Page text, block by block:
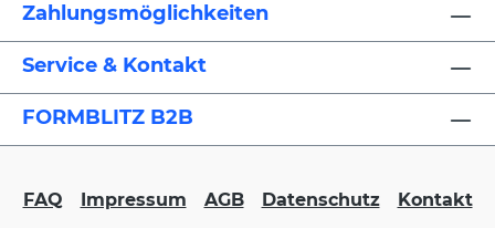
Zahlungsmöglichkeiten
Service & Kontakt
FORMBLITZ B2B
FAQ Impressum AGB Datenschutz Kontakt